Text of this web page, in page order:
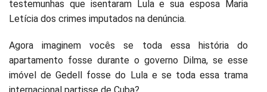
testemunhas que isentaram Lula e sua esposa Maria
Letícia dos crimes imputados na denúncia.
Agora imaginem vocês se toda essa história do
apartamento fosse durante o governo Dilma, se esse
imóvel de Gedell fosse do Lula e se toda essa trama